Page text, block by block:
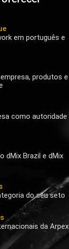
em português e
produtos e
como autoridade
dMix Brazil e dMix
do seu seto
da Arpex